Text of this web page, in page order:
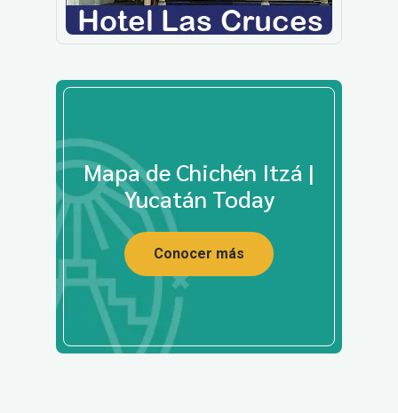
Mapa de Chichén Itzá |
Yucatán Today
Conocer más